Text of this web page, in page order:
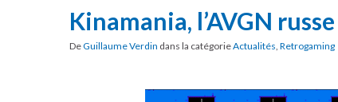
Kinamania, l’AVGN
DeGuillaume Verdin dans la catégorieActualités, Retrogaming